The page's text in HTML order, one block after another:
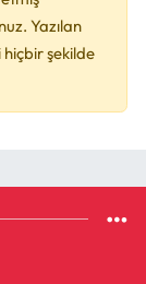
Yazılan
şekilde